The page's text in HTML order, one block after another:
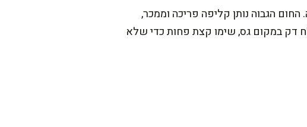
הגבוה נותן קליפה פריכה וממכר,
דק במקום גס, שימו קצת פחות כדי שלא